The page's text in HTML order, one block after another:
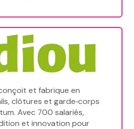
et fabrique en
clôtures et garde‑corps
Avec 700 salariés,
et innovation pour